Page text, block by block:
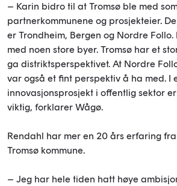
– Karin bidro til at Tromsø ble med
partnerkommunene og prosjekteier.
er Trondheim, Bergen og Nordre
med noen store byer. Tromsø har et
ga distriktsperspektivet. At Nordre
var også et fint perspektiv å ha med. I
innovasjonsprosjekt i offentlig sektor
viktig, forklarer Wågø.
Rendahl har mer en 20 års erfaring
Tromsø kommune.
– Jeg har hele tiden hatt høye